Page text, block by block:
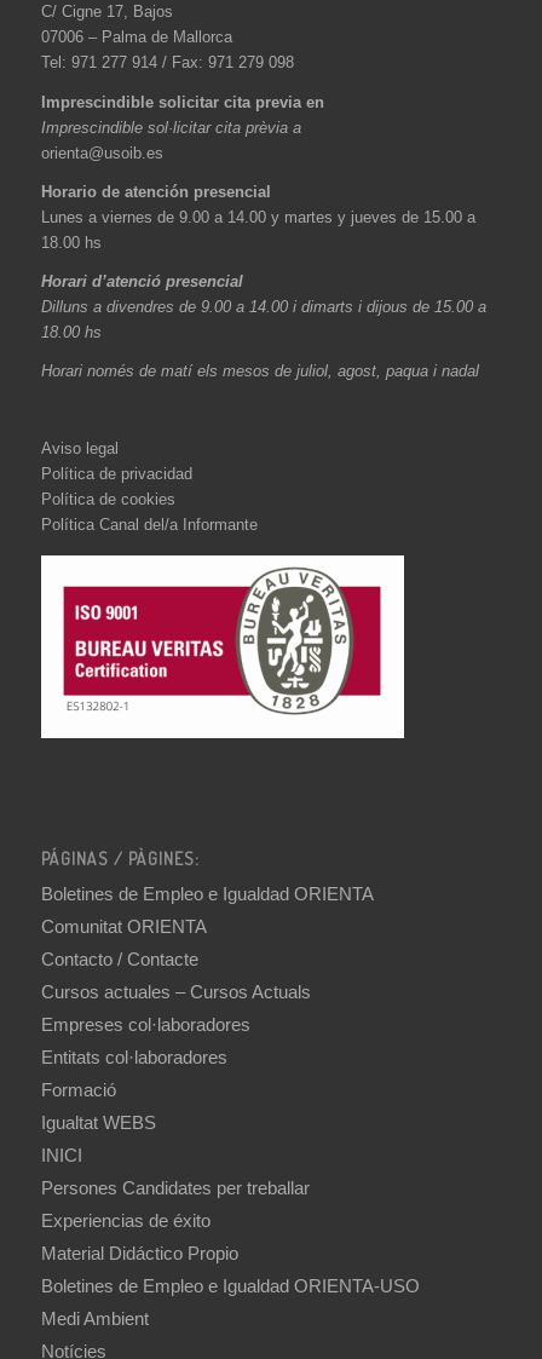
C/ Cigne 17, Bajos
07006 – Palma de Mallorca
Tel: 971 277 914 / Fax: 971 279 098
Imprescindible solicitar cita previa en
Imprescindible sol·licitar cita prèvia a
orienta@usoib.es
Horario de atención presencial
Lunes a viernes de 9.00 a 14.00 y martes y jueves de 15.00 a
18.00 hs
Horari d’atenció presencial
Dilluns a divendres de 9.00 a 14.00 i dimarts i dijous de 15.00 a
18.00 hs
Horari només de matí els mesos de juliol, agost, paqua i nadal
Aviso legal
Política de privacidad
Política de cookies
Política Canal del/a Informante
PÁGINAS / PÀGINES:
Boletines de Empleo e Igualdad ORIENTA
Comunitat ORIENTA
Contacto / Contacte
Cursos actuales – Cursos Actuals
Empreses col·laboradores
Entitats col·laboradores
Formació
Igualtat WEBS
INICI
Persones Candidates per treballar
Experiencias de éxito
Material Didáctico Propio
Boletines de Empleo e Igualdad ORIENTA-USO
Medi Ambient
Notícies